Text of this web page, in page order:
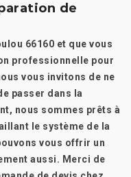
de
66160 et que vous
professionnelle pour
vous invitons de ne
passer dans la
nous sommes prêts à
le système de la
vous offrir un
aussi. Merci de